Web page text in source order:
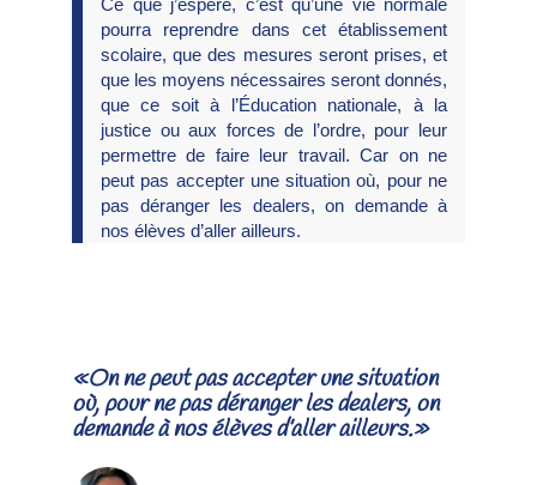
pourra reprendre dans cet établissement
scolaire, que des mesures seront prises, et
que les moyens nécessaires seront donnés,
que ce soit à l’Éducation nationale, à la
justice ou aux forces de l’ordre, pour leur
permettre de faire leur travail. Car on ne
peut pas accepter une situation où, pour ne
pas déranger les dealers, on demande à
nos élèves d’aller ailleurs.
«On ne peut pas accepter une situation
où, pour ne pas déranger les dealers, on
demande à nos élèves d’aller ailleurs.»